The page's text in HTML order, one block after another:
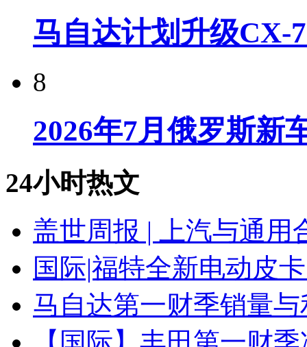
马自达计划升级CX-
8
2026年7月俄罗斯新
24小时热文
盖世周报 | 上汽与通用
国际|福特全新电动皮
马自达第一财季销量